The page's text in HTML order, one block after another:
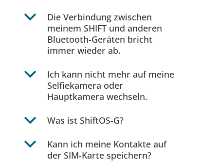
b
Die Verbindung zwischen
meinem SHIFT und anderen
Bluetooth-Geräten bricht
immer wieder ab.
b
Ich kann nicht mehr auf meine
Selfiekamera oder
Hauptkamera wechseln.
b Was ist ShiftOS-G?
b
Kann ich meine Kontakte auf
der SIM-Karte speichern?